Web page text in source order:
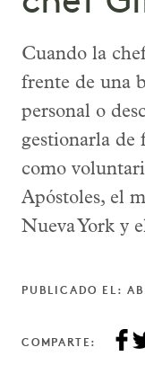
Cuando la
frente de una
personal o
gestionarla de
como
Apóstoles, el
Nueva York y
PUBLICADO EL:
COMPARTE: